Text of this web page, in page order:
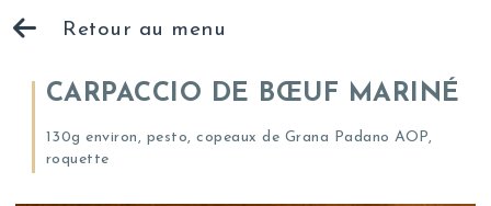
Retour au menu
CARPACCIO DE BŒUF MARINÉ
130g environ, pesto, copeaux de Grana Padano AOP,
roquette